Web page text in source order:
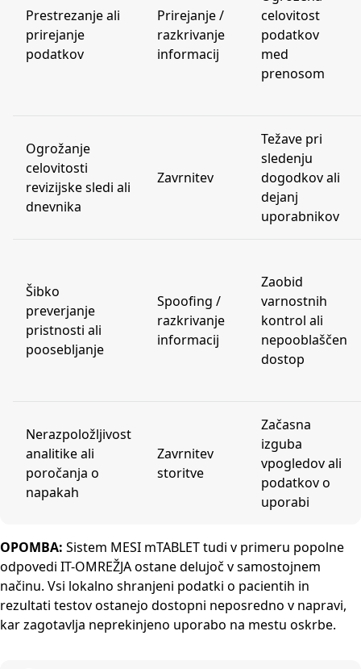
Prestrezanje ali
prirejanje
podatkov
Prirejanje /
razkrivanje
informacij
celovitost
podatkov
med
prenosom
Ogrožanje
celovitosti
revizijske sledi ali
dnevnika
Zavrnitev
Težave pri
sledenju
dogodkov ali
dejanj
uporabnikov
Šibko
preverjanje
pristnosti ali
poosebljanje
Spoofing /
razkrivanje
informacij
Zaobid
varnostnih
kontrol ali
nepooblaščen
dostop
Nerazpoložljivost
analitike ali
poročanja o
napakah
Zavrnitev
storitve
Začasna
izguba
vpogledov ali
podatkov o
uporabi
OPOMBA: Sistem MESI mTABLET tudi v primeru popolne
odpovedi IT-OMREŽJA ostane delujoč v samostojnem
načinu. Vsi lokalno shranjeni podatki o pacientih in
rezultati testov ostanejo dostopni neposredno v napravi,
kar zagotavlja neprekinjeno uporabo na mestu oskrbe.